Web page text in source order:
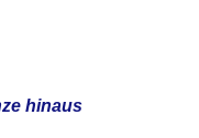
hinaus